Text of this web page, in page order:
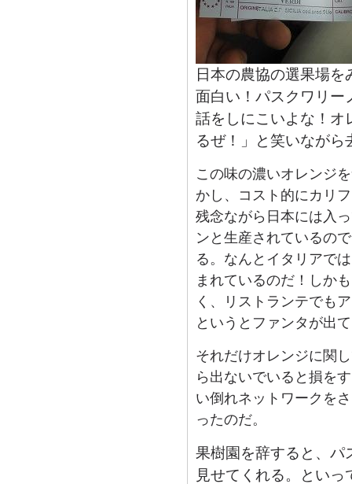
日本の農協の選果場
面白い！パスクワリー
話をしにこいよな！オ
るぜ！」と笑いながら
この味の濃いオレンジ
かし、コスト的にカリ
残念ながら日本には入
ンと生産されているの
る。なんとイタリアで
まれているのだ！しか
く、リストランテでも
というとファンタが出
それだけオレンジに関
ら出ないでいると損を
い倒れネットワークを
ったのだ。
果樹園を辞すると、パ
見せてくれる。とい